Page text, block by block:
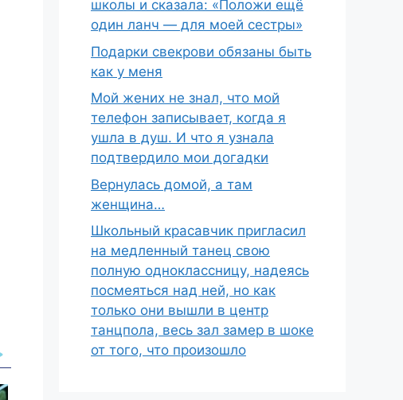
школы и сказала: «Положи ещё
один ланч — для моей сестры»
Подарки свекрови обязаны быть
как у меня
Мой жених не знал, что мой
телефон записывает, когда я
ушла в душ. И что я узнала
подтвердило мои догадки
Вернулась домой, а там
женщина…
Школьный красавчик пригласил
на медленный танец свою
полную одноклассницу, надеясь
посмеяться над ней, но как
только они вышли в центр
танцпола, весь зал замер в шоке
от того, что произошло